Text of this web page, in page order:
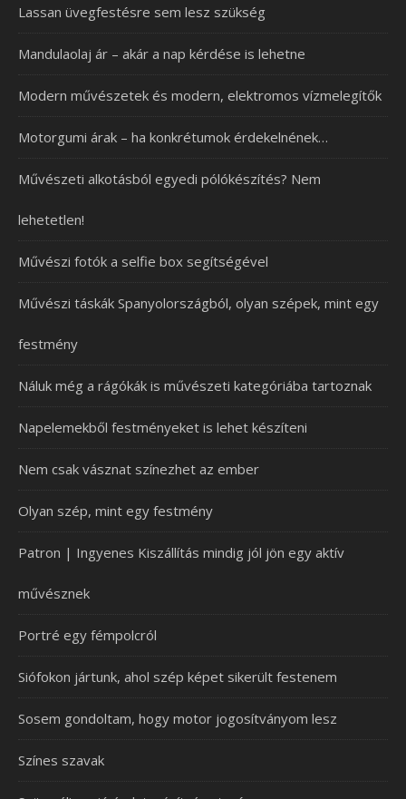
Lassan üvegfestésre sem lesz szükség
Mandulaolaj ár – akár a nap kérdése is lehetne
Modern művészetek és modern, elektromos vízmelegítők
Motorgumi árak – ha konkrétumok érdekelnének…
Művészeti alkotásból egyedi pólókészítés? Nem
lehetetlen!
Művészi fotók a selfie box segítségével
Művészi táskák Spanyolországból, olyan szépek, mint egy
festmény
Náluk még a rágókák is művészeti kategóriába tartoznak
Napelemekből festményeket is lehet készíteni
Nem csak vásznat színezhet az ember
Olyan szép, mint egy festmény
Patron | Ingyenes Kiszállítás mindig jól jön egy aktív
művésznek
Portré egy fémpolcról
Siófokon jártunk, ahol szép képet sikerült festenem
Sosem gondoltam, hogy motor jogosítványom lesz
Színes szavak